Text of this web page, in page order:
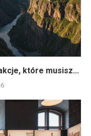
które musisz...